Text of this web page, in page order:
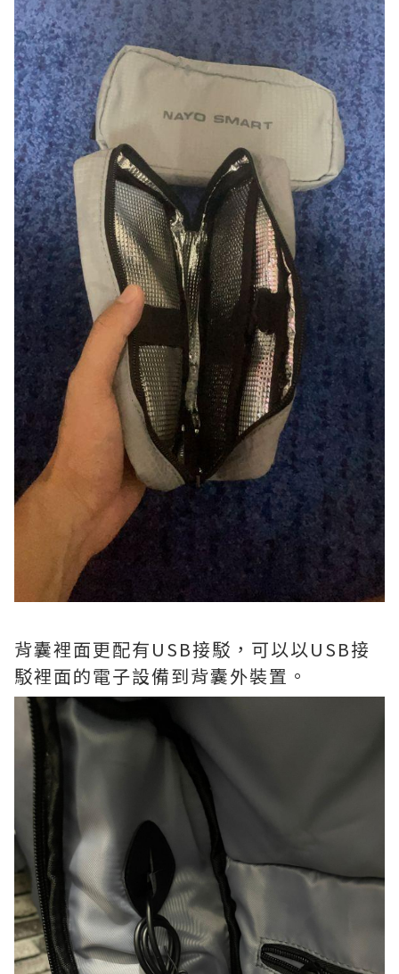
背囊裡面更配有USB接駁，可以以USB接
駁裡面的電子設備到背囊外裝置。